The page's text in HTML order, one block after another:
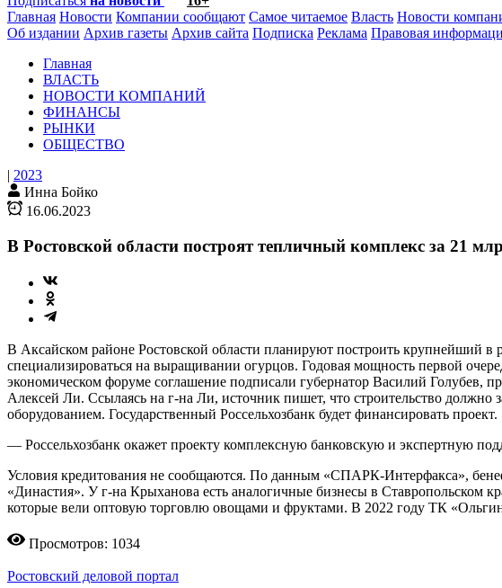
Главная Новости Компании сообщают Самое читаемое Власть Новости
Об издании Архив газеты Архив сайта Подписка Реклама Правовая
Главная
ВЛАСТЬ
НОВОСТИ КОМПАНИЙ
ФИНАНСЫ
РЫНКИ
ОБЩЕСТВО
| 2023
Инна Бойко
16.06.2023
В Ростовской области построят тепличный комплекс за 21
В Аксайском районе Ростовской области планируют построить крупнейший
специализироваться на выращивании огурцов. Годовая мощность первой
экономическом форуме соглашение подписали губернатор Василий Голубев,
Алексей Ли. Ссылаясь на г-на Ли, источник пишет, что строительство должно
оборудованием. Государственный Россельхозбанк будет финансировать проект.
— Россельхозбанк окажет проекту комплексную банковскую и экспертную
Условия кредитования не сообщаются. По данным «СПАРК-Интерфакса»,
«Династия». У г-на Крыханова есть аналогичные бизнесы в
которые вели оптовую торговлю овощами и фруктами. В 2022 году ТК
Просмотров: 1034
Ростовский деловой портал